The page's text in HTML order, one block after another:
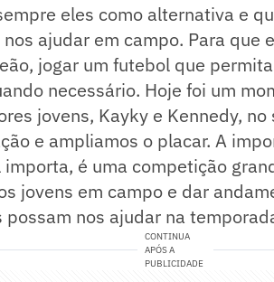
eles como alternativa e
ajudar em campo. Para que
jogar um futebol que
necessário. Hoje foi um
jovens, Kayky e Kennedy,
e ampliamos o placar. A
importa, é uma competição
jovens em campo e dar
possam nos ajudar na
CONTINUA
APÓS A
PUBLICIDADE